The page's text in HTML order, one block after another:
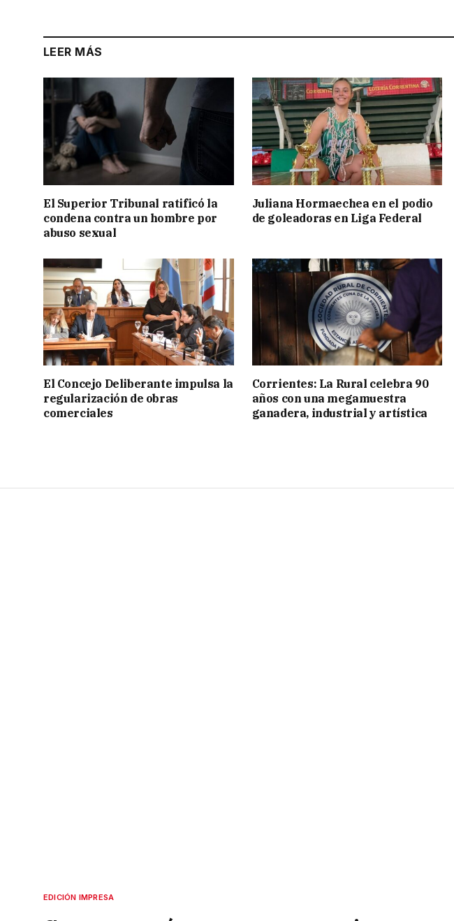
LEER MÁS
El Superior Tribunal ratificó la
condena contra un hombre por
abuso sexual
Juliana Hormaechea en el podio
de goleadoras en Liga Federal
El Concejo Deliberante impulsa la
regularización de obras
comerciales
Corrientes: La Rural celebra 90
años con una megamuestra
ganadera, industrial y artística
EDICIÓN IMPRESA